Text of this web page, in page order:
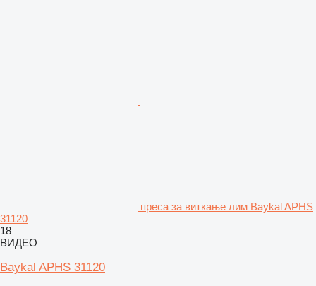
преса за виткање лим Baykal APHS
31120
18
ВИДЕО
Baykal APHS 31120